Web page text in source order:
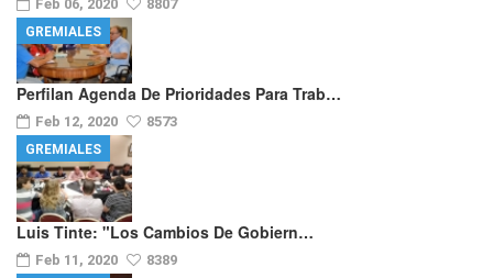
Feb 06, 2020 8807
Perfilan Agenda De Prioridades Para Trab…
Feb 12, 2020 8573
GREMIALES
Luis Tinte: "los Cambios De Gobiern…
Feb 11, 2020 8389
GREMIALES